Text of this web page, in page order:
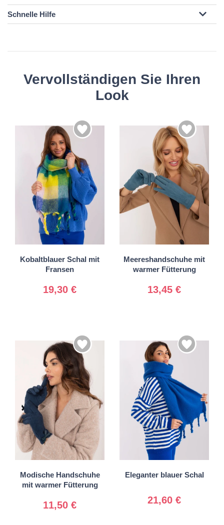
Schnelle Hilfe
Vervollständigen Sie Ihren
Look
Kobaltblauer Schal mit
Fransen
19,30 €
Meereshandschuhe mit
warmer Fütterung
13,45 €
Modische Handschuhe
mit warmer Fütterung
11,50 €
S/M
Eleganter blauer Schal
21,60 €
Universal